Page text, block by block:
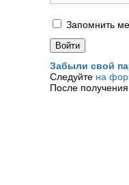
Запомнить
Забыли свой
Следуйте на
После